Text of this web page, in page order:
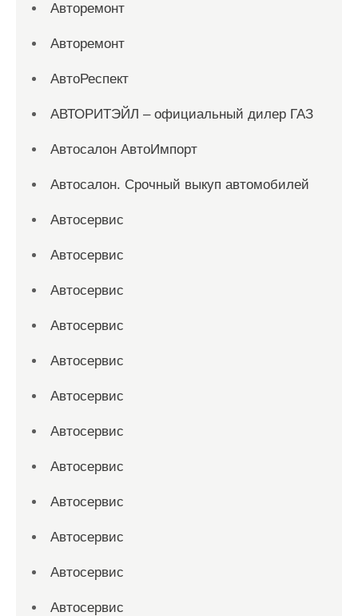
Авторемонт
Авторемонт
АвтоРеспект
АВТОРИТЭЙЛ – официальный дилер ГАЗ
Автосалон АвтоИмпорт
Автосалон. Срочный выкуп автомобилей
Автосервис
Автосервис
Автосервис
Автосервис
Автосервис
Автосервис
Автосервис
Автосервис
Автосервис
Автосервис
Автосервис
Автосервис